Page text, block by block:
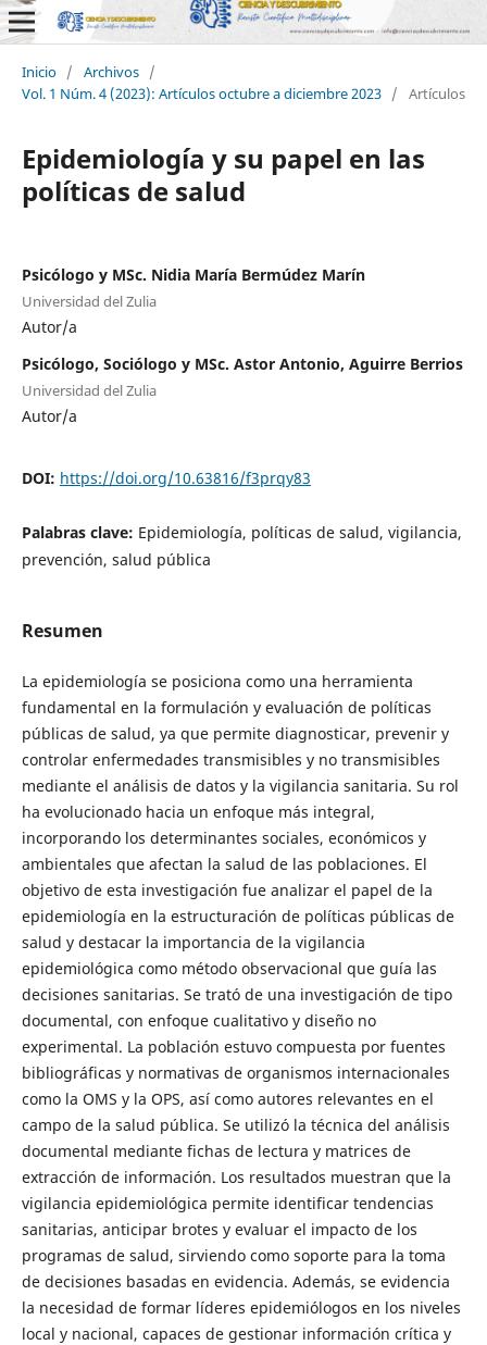
Inicio / Archivos /
Vol. 1 Núm. 4 (2023): Artículos octubre a diciembre 2023 / Artículos
Epidemiología y su papel en las
políticas de salud
Psicólogo y MSc. Nidia María Bermúdez Marín
Universidad del Zulia
Autor/a
Psicólogo, Sociólogo y MSc. Astor Antonio, Aguirre Berrios
Universidad del Zulia
Autor/a
DOI: https://doi.org/10.63816/f3prqy83
Palabras clave: Epidemiología, políticas de salud, vigilancia,
prevención, salud pública
Resumen
La epidemiología se posiciona como una herramienta
fundamental en la formulación y evaluación de políticas
públicas de salud, ya que permite diagnosticar, prevenir y
controlar enfermedades transmisibles y no transmisibles
mediante el análisis de datos y la vigilancia sanitaria. Su rol
ha evolucionado hacia un enfoque más integral,
incorporando los determinantes sociales, económicos y
ambientales que afectan la salud de las poblaciones. El
objetivo de esta investigación fue analizar el papel de la
epidemiología en la estructuración de políticas públicas de
salud y destacar la importancia de la vigilancia
epidemiológica como método observacional que guía las
decisiones sanitarias. Se trató de una investigación de tipo
documental, con enfoque cualitativo y diseño no
experimental. La población estuvo compuesta por fuentes
bibliográficas y normativas de organismos internacionales
como la OMS y la OPS, así como autores relevantes en el
campo de la salud pública. Se utilizó la técnica del análisis
documental mediante fichas de lectura y matrices de
extracción de información. Los resultados muestran que la
vigilancia epidemiológica permite identificar tendencias
sanitarias, anticipar brotes y evaluar el impacto de los
programas de salud, sirviendo como soporte para la toma
de decisiones basadas en evidencia. Además, se evidencia
la necesidad de formar líderes epidemiólogos en los niveles
local y nacional, capaces de gestionar información crítica y